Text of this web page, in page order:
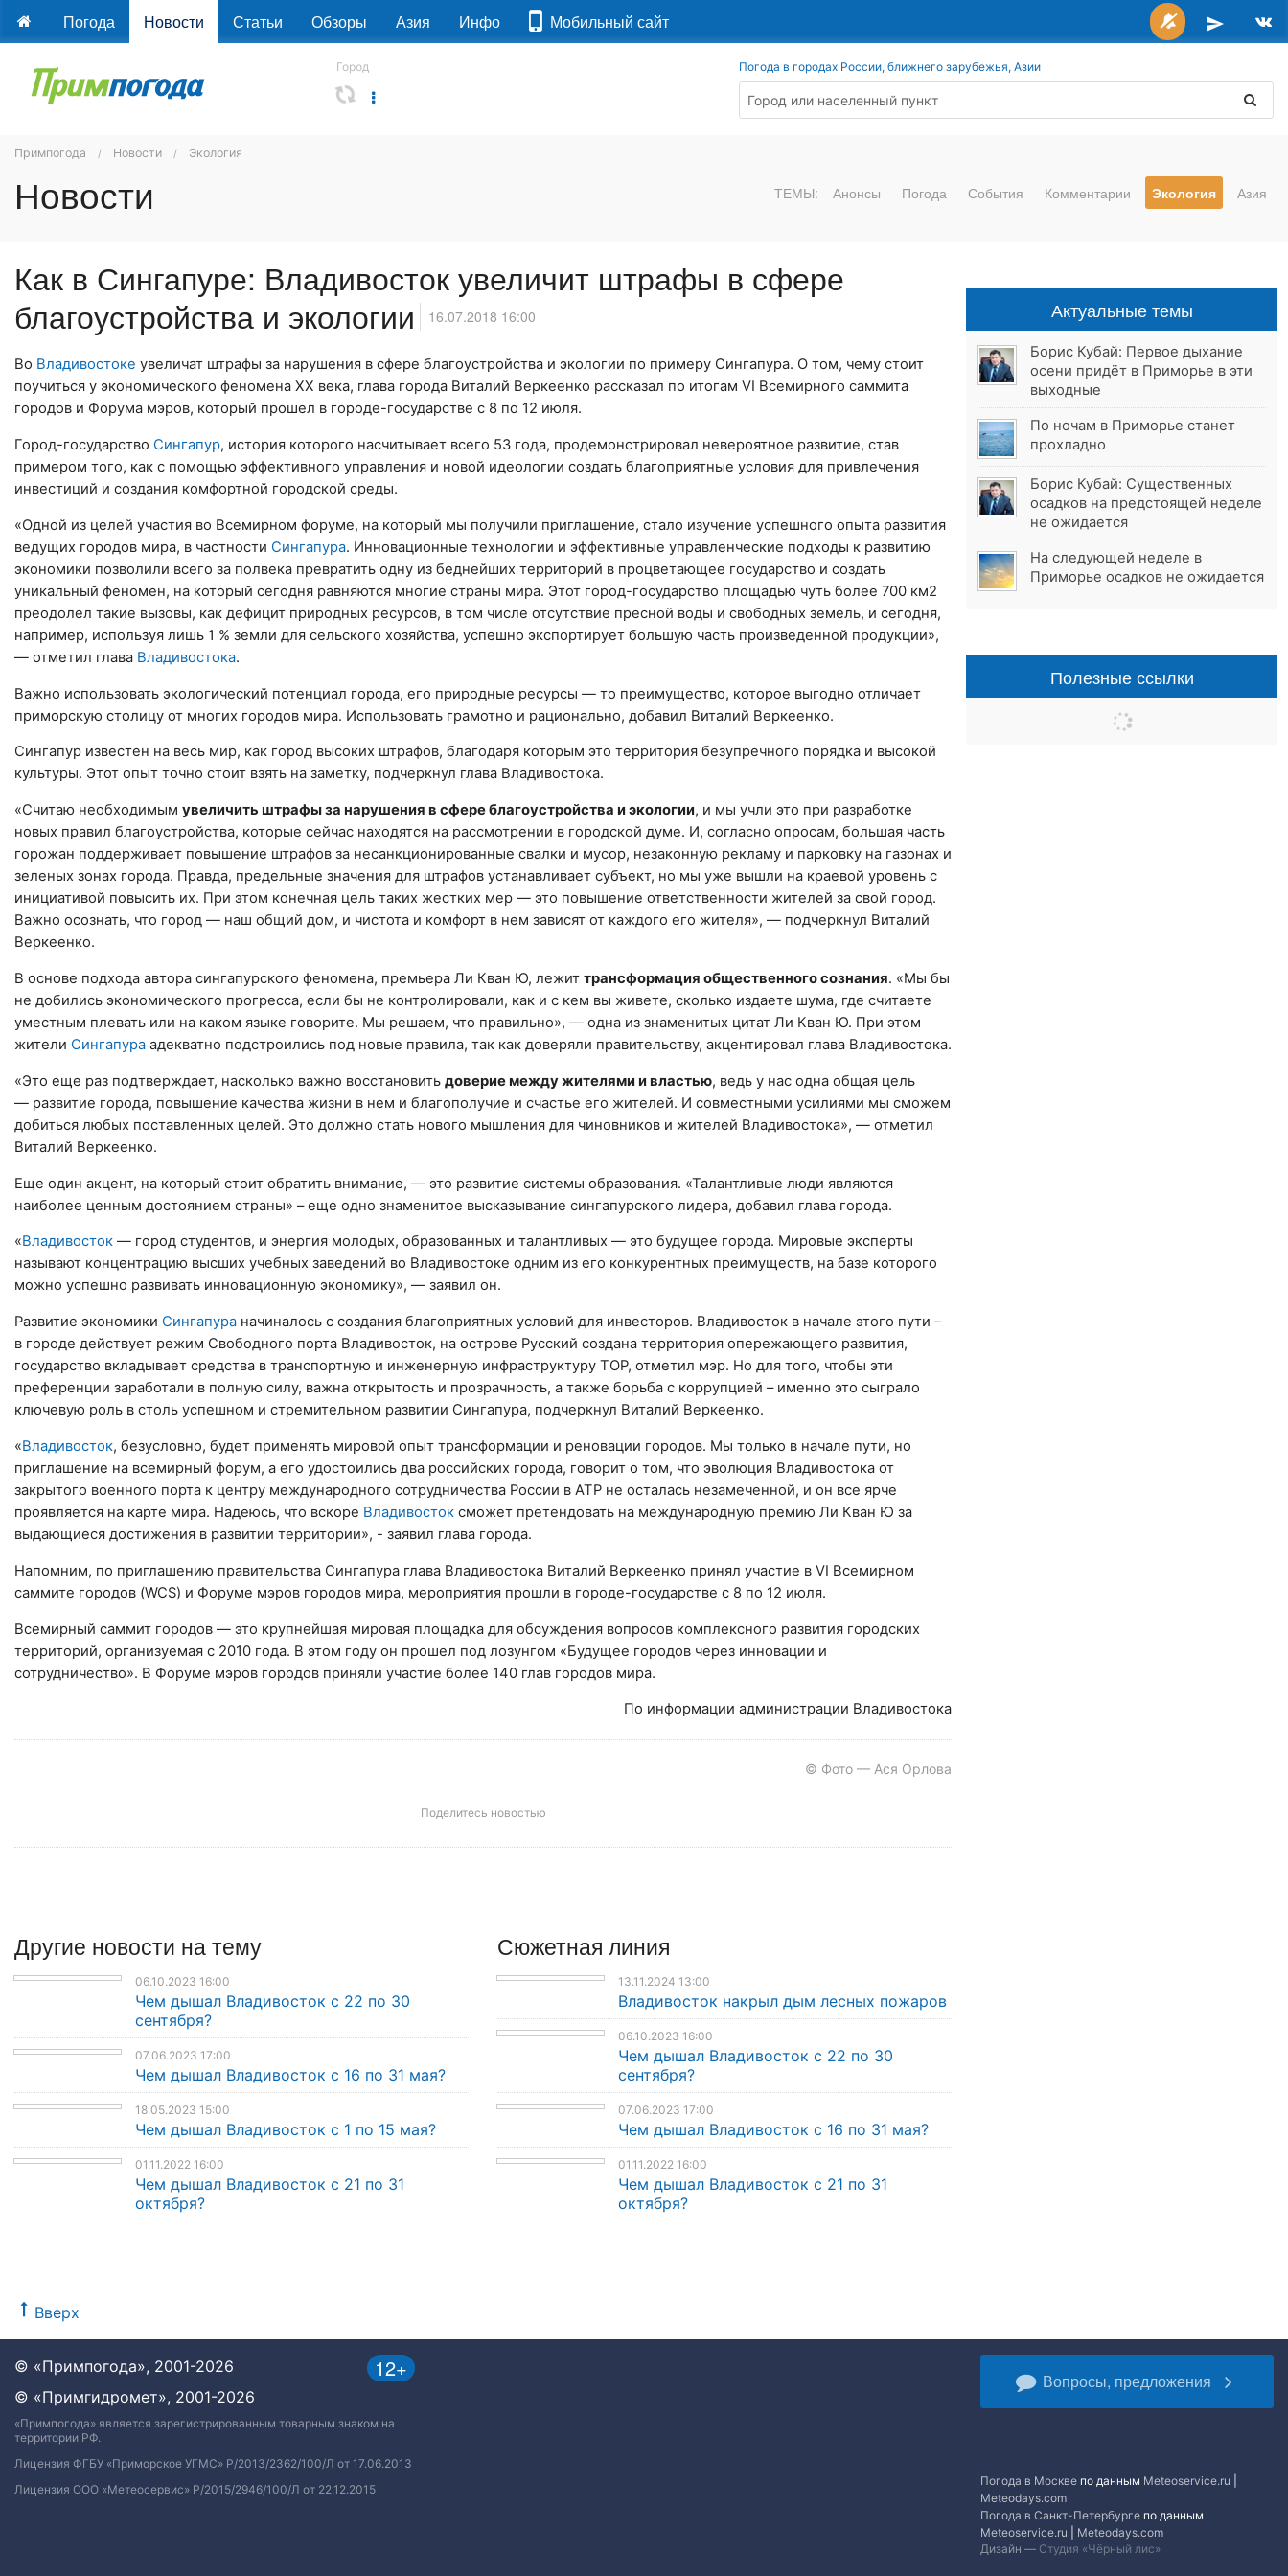
Погода Новости Статьи Обзоры Азия Инфо Мобильный сайт
Город Погода в городах России, ближнего зарубежья, Азии
Примпогода Новости Экология
Новости ТЕМЫ: Анонсы Погода События Комментарии Экология Азия
Как в Сингапуре: Владивосток увеличит штрафы в сфере
благоустройства и экологии
16.07.2018 16:00
Во Владивостоке увеличат штрафы за нарушения в сфере благоустройства и экологии по примеру Сингапура. О том, чему стоит
поучиться у экономического феномена XX века, глава города Виталий Веркеенко рассказал по итогам VI Всемирного саммита
городов и Форума мэров, который прошел в городе-государстве с 8 по 12 июля.
Город-государство Сингапур, история которого насчитывает всего 53 года, продемонстрировал невероятное развитие, став
примером того, как с помощью эффективного управления и новой идеологии создать благоприятные условия для привлечения
инвестиций и создания комфортной городской среды.
«Одной из целей участия во Всемирном форуме, на который мы получили приглашение, стало изучение успешного опыта развития
ведущих городов мира, в частности Сингапура. Инновационные технологии и эффективные управленческие подходы к развитию
экономики позволили всего за полвека превратить одну из беднейших территорий в процветающее государство и создать
уникальный феномен, на который сегодня равняются многие страны мира. Этот город-государство площадью чуть более 700 км2
преодолел такие вызовы, как дефицит природных ресурсов, в том числе отсутствие пресной воды и свободных земель, и сегодня,
например, используя лишь 1 % земли для сельского хозяйства, успешно экспортирует большую часть произведенной продукции»,
— отметил глава Владивостока.
Важно использовать экологический потенциал города, его природные ресурсы — то преимущество, которое выгодно отличает
приморскую столицу от многих городов мира. Использовать грамотно и рационально, добавил Виталий Веркеенко.
Сингапур известен на весь мир, как город высоких штрафов, благодаря которым это территория безупречного порядка и высокой
культуры. Этот опыт точно стоит взять на заметку, подчеркнул глава Владивостока.
«Считаю необходимым увеличить штрафы за нарушения в сфере благоустройства и экологии, и мы учли это при разработке
новых правил благоустройства, которые сейчас находятся на рассмотрении в городской думе. И, согласно опросам, большая часть
горожан поддерживает повышение штрафов за несанкционированные свалки и мусор, незаконную рекламу и парковку на газонах и
зеленых зонах города. Правда, предельные значения для штрафов устанавливает субъект, но мы уже вышли на краевой уровень с
инициативой повысить их. При этом конечная цель таких жестких мер — это повышение ответственности жителей за свой город.
Важно осознать, что город — наш общий дом, и чистота и комфорт в нем зависят от каждого его жителя», — подчеркнул Виталий
Веркеенко.
В основе подхода автора сингапурского феномена, премьера Ли Кван Ю, лежит трансформация общественного сознания. «Мы бы
не до­би­лись эко­но­ми­че­ско­го про­грес­са, если бы не кон­тро­ли­ро­ва­ли, как и с кем вы жи­ве­те, сколь­ко из­да­е­те шума, где счи­та­е­те
умест­ным пле­вать или на каком языке го­во­ри­те. Мы ре­ша­ем, что пра­виль­но», — одна из знаменитых цитат Ли Кван Ю. При этом
жители Сингапура адекватно подстроились под новые правила, так как доверяли правительству, акцентировал глава Владивостока.
«Это еще раз подтверждает, насколько важно восстановить доверие между жителями и властью, ведь у нас одна общая цель
— развитие города, повышение качества жизни в нем и благополучие и счастье его жителей. И совместными усилиями мы сможем
добиться любых поставленных целей. Это должно стать нового мышления для чиновников и жителей Владивостока», — отметил
Виталий Веркеенко.
Еще один акцент, на который стоит обратить внимание, — это развитие системы образования. «Талантливые люди являются
наиболее ценным достоянием страны» – еще одно знаменитое высказывание сингапурского лидера, добавил глава города.
«Владивосток — город студентов, и энергия молодых, образованных и талантливых — это будущее города. Мировые эксперты
называют концентрацию высших учебных заведений во Владивостоке одним из его конкурентных преимуществ, на базе которого
можно успешно развивать инновационную экономику», — заявил он.
Развитие экономики Сингапура начиналось с создания благоприятных условий для инвесторов. Владивосток в начале этого пути –
в городе действует режим Свободного порта Владивосток, на острове Русский создана территория опережающего развития,
государство вкладывает средства в транспортную и инженерную инфраструктуру ТОР, отметил мэр. Но для того, чтобы эти
преференции заработали в полную силу, важна открытость и прозрачность, а также борьба с коррупцией – именно это сыграло
ключевую роль в столь успешном и стремительном развитии Сингапура, подчеркнул Виталий Веркеенко.
«Владивосток, безусловно, будет применять мировой опыт трансформации и реновации городов. Мы только в начале пути, но
приглашение на всемирный форум, а его удостоились два российских города, говорит о том, что эволюция Владивостока от
закрытого военного порта к центру международного сотрудничества России в АТР не осталась незамеченной, и он все ярче
проявляется на карте мира. Надеюсь, что вскоре Владивосток сможет претендовать на международную премию Ли Кван Ю за
выдающиеся достижения в развитии территории», - заявил глава города.
Напомним, по приглашению правительства Сингапура глава Владивостока Виталий Веркеенко принял участие в VI Всемирном
саммите городов (WCS) и Форуме мэров городов мира, мероприятия прошли в городе-государстве с 8 по 12 июля.
Всемирный саммит городов — это крупнейшая мировая площадка для обсуждения вопросов комплексного развития городских
территорий, организуемая с 2010 года. В этом году он прошел под лозунгом «Будущее городов через инновации и
сотрудничество». В Форуме мэров городов приняли участие более 140 глав городов мира.
По информации администрации Владивостока
© Фото — Ася Орлова
Поделитесь новостью
Другие новости на тему
06.10.2023 16:00
Чем дышал Владивосток с 22 по 30
сентября?
07.06.2023 17:00
Чем дышал Владивосток с 16 по 31 мая?
18.05.2023 15:00
Чем дышал Владивосток с 1 по 15 мая?
01.11.2022 16:00
Чем дышал Владивосток с 21 по 31
октября?
Сюжетная линия
13.11.2024 13:00
Владивосток накрыл дым лесных пожаров
06.10.2023 16:00
Чем дышал Владивосток с 22 по 30
сентября?
07.06.2023 17:00
Чем дышал Владивосток с 16 по 31 мая?
01.11.2022 16:00
Чем дышал Владивосток с 21 по 31
октября?
Вверх
Актуальные темы
Борис Кубай: Первое дыхание
осени придёт в Приморье в эти
выходные
По ночам в Приморье станет
прохладно
Борис Кубай: Существенных
осадков на предстоящей неделе
не ожидается
На следующей неделе в
Приморье осадков не ожидается
Полезные ссылки
12+
© «Примпогода», 2001-2026
© «Примгидромет», 2001-2026
«Примпогода» является зарегистрированным товарным знаком на
территории РФ.
Лицензия ФГБУ «Приморское УГМС» Р/2013/2362/100/Л от 17.06.2013
Лицензия ООО «Метеосервис» Р/2015/2946/100/Л от 22.12.2015
Вопросы, предложения
Погода в Москве по данным Meteoservice.ru
Meteodays.com
Погода в Санкт-Петербурге по данным
Meteoservice.ru
Meteodays.com
Дизайн — Студия «Чёрный лис»